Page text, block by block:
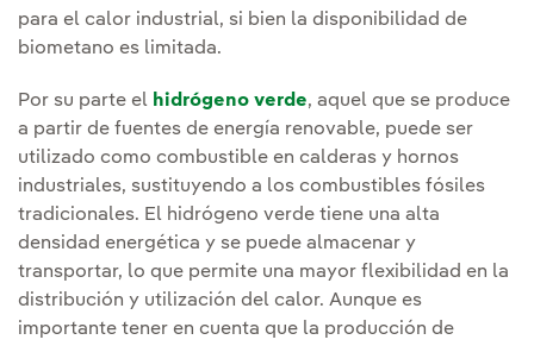
para el calor industrial, si bien la disponibilidad de
biometano es limitada.
Por su parte el hidrógeno verde, aquel que se produce
a partir de fuentes de energía renovable, puede ser
utilizado como combustible en calderas y hornos
industriales, sustituyendo a los combustibles fósiles
tradicionales. El hidrógeno verde tiene una alta
densidad energética y se puede almacenar y
transportar, lo que permite una mayor flexibilidad en la
distribución y utilización del calor. Aunque es
importante tener en cuenta que la producción de